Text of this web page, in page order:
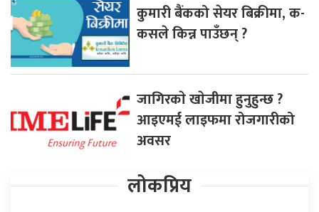
कुमारी बैंकको सेयर बिक्रीमा, क-
कसले किन्न पाउँछन् ?
जागिरकाे खाेजीमा हुनुहुन्छ ?
आइएमई लाइफमा रोजगारीको
अवसर
लोकप्रिय